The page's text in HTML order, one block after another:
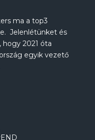
ma a top3
Jelenlétünket és
2021 óta
egyik vezető